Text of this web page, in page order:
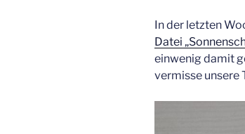
In der letzten
Datei
einwenig damit
vermisse unsere